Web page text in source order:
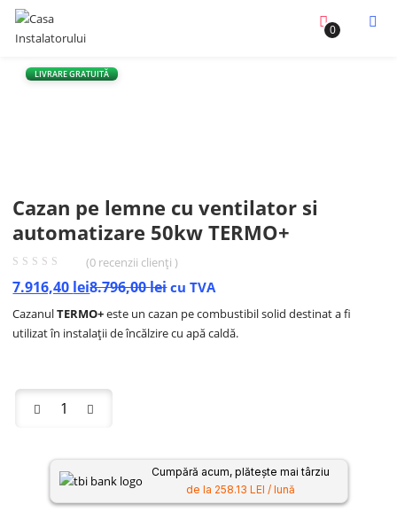
0
LIVRARE GRATUITĂ
- 10%
Cazan pe lemne cu ventilator si
automatizare 50kw TERMO+
(0 recenzii clienți )
7.916,40 lei8.796,00lei cu TVA
CazanulTERMO+este un cazan pe combustibil solid destinat a fi
utilizat în instalații de încălzire cu apă caldă.
Cumpără acum, plătește mai târziu
de la 258.13 LEI / lună